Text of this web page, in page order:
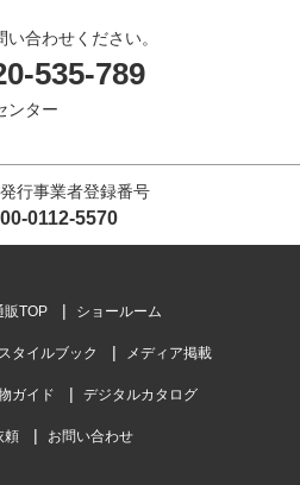
い合わせください。
535-789
ンター
行事業者登録番号
0112-5570
販TOP ショールーム
スタイルブック メディア掲載
ガイド デジタルカタログ
頼 お問い合わせ